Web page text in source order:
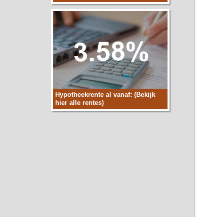
Hypotheekrente al vanaf: (Bekijk
hier alle rentes)